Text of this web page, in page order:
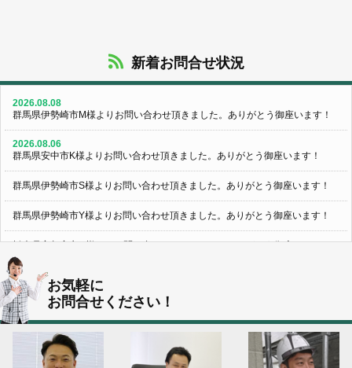
新着お問合せ状況
2026.08.08
群馬県伊勢崎市M様よりお問い合わせ頂きました。ありがとう御座います！
2026.08.06
群馬県安中市K様よりお問い合わせ頂きました。ありがとう御座います！
群馬県伊勢崎市S様よりお問い合わせ頂きました。ありがとう御座います！
群馬県伊勢崎市Y様よりお問い合わせ頂きました。ありがとう御座います！
栃木県宇都宮市U様よりお問い合わせ頂きました。ありがとう御座います！
2026.08.05
群馬県伊勢崎市N様よりお問い合わせ頂きました。ありがとう御座います！
群馬県高崎市O様よりお問い合わせ頂きました。ありがとう御座います！
埼玉県上尾市K様よりお問い合わせ頂きました。ありがとう御座います！
お気軽に
お問合せください！